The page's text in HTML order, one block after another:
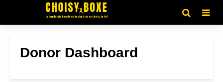
Donor Dashboard